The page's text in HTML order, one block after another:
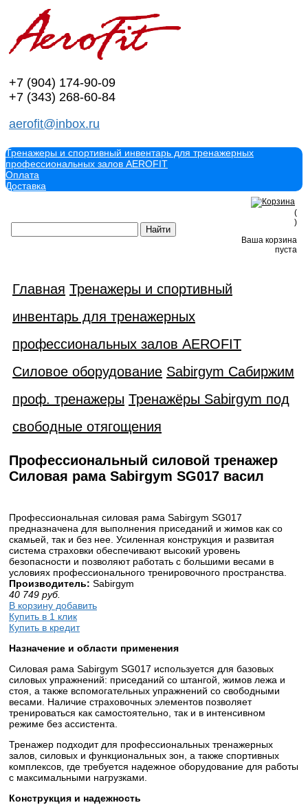
+7 (904) 174-90-09
+7 (343) 268-60-84
aerofit@inbox.ru
Тренажеры и спортивный инвентарь для тренажерных
профессиональных залов AEROFIT
Оплата
Доставка
(
)
Ваша корзина
пуста
Главная Тренажеры и спортивный
инвентарь для тренажерных
профессиональных залов AEROFIT
Силовое оборудование Sabirgym Сабиржим
проф. тренажеры Тренажёры Sabirgym под
свободные отягощения
Профессиональный силовой тренажер
Силовая рама Sabirgym SG017 васил
Профессиональная силовая рама Sabirgym SG017
предназначена для выполнения приседаний и жимов как со
скамьей, так и без нее. Усиленная конструкция и развитая
система страховки обеспечивают высокий уровень
безопасности и позволяют работать с большими весами в
условиях профессионального тренировочного пространства.
Производитель: Sabirgym
40 749 руб.
В корзину добавить
Купить в 1 клик
Купить в кредит
Назначение и области применения
Силовая рама Sabirgym SG017 используется для базовых
силовых упражнений: приседаний со штангой, жимов лежа и
стоя, а также вспомогательных упражнений со свободными
весами. Наличие страховочных элементов позволяет
тренироваться как самостоятельно, так и в интенсивном
режиме без ассистента.
Тренажер подходит для профессиональных тренажерных
залов, силовых и функциональных зон, а также спортивных
комплексов, где требуется надежное оборудование для работы
с максимальными нагрузками.
Конструкция и надежность